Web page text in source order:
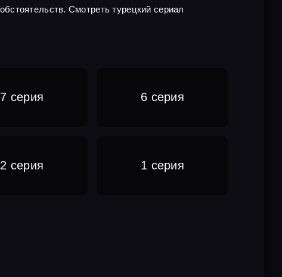
Смотреть турецкий сериал
7 серия 6 серия
2 серия 1 серия